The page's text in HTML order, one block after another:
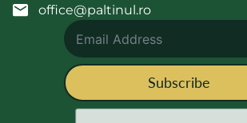
office@paltinul.ro
Subscribe